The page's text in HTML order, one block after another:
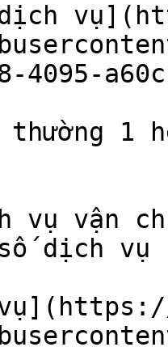
dịch
4095-
1
vụ vận
dịch vụ